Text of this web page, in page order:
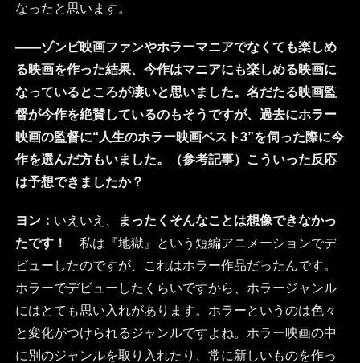
なったと思います。
――ゾンビ映画ファンやホラーマニアでなくても楽しめ
る映画を作った結果、今作はマニアにも楽しめる映画に
なっているところが凄いと思いました。名だたる映画監
督が今作を絶賛しているのもそうですが、過去にホラー
映画の監督に“人生のホラー映画ベスト3”を伺った際に今
作を選んだ方もいました。
（参考記事）
こういった反応
は予想できましたか？
ヨン： いえいえ、
まったくそんなことは想像できなかっ
たです！
私は『地獄』という短編アニメーションでデ
ビューしたのですが、これはホラー作品だったんです。
ホラーでデビューしたくらいですから、ホラージャンル
にはとても思い入れがあります。ホラーというのは色々
と変化がつけられるジャンルですよね。ホラー映画の中
に別のジャンルを取り入れたり、常に新しいものを作っ